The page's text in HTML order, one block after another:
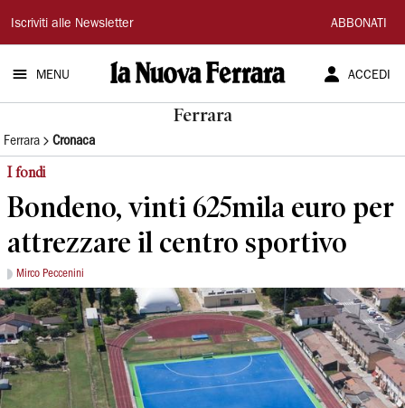
La
Nuova
Ferrara
Iscriviti alle Newsletter ABBONATI
MENU ACCEDI
Ferrara
Ferrara Cronaca
I fondi
Bondeno, vinti 625mila euro per
attrezzare il centro sportivo
Mirco Peccenini